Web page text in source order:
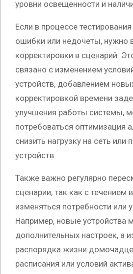
уровни освещенности и
Если в процессе
ошибки или недочеты, нужно
корректировки в сценарий.
связано с изменением
устройств, добавлением
корректировкой времени
улучшения работы системы,
потребоваться оптимизация
снизить нагрузку на сеть
устройств.
Также важно регулярно
сценарии, так как с течением
изменяться потребности или
Например, новые устройства
дополнительных настроек, а
распорядка жизни
расписания или условий